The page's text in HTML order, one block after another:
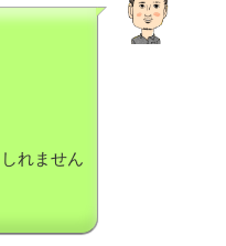
れません